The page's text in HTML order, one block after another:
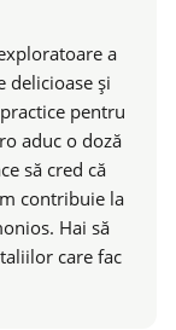
a
delicioase și
pentru
aduc o doză
să cred că
contribuie la
Hai să
care fac